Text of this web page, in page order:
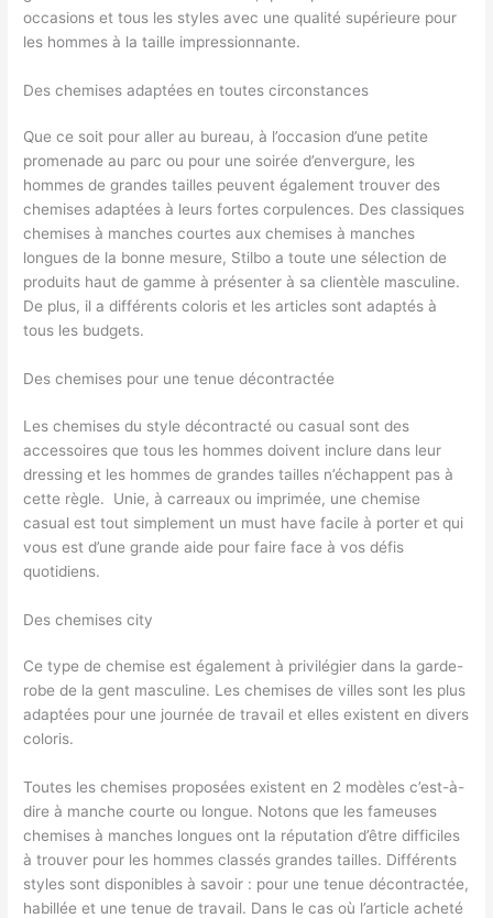
occasions et tous les styles avec une qualité supérieure pour
les hommes à la taille impressionnante.
Des chemises adaptées en toutes circonstances
Que ce soit pour aller au bureau, à l’occasion d’une petite
promenade au parc ou pour une soirée d’envergure, les
hommes de grandes tailles peuvent également trouver des
chemises adaptées à leurs fortes corpulences. Des classiques
chemises à manches courtes aux chemises à manches
longues de la bonne mesure, Stilbo a toute une sélection de
produits haut de gamme à présenter à sa clientèle masculine.
De plus, il a différents coloris et les articles sont adaptés à
tous les budgets.
Des chemises pour une tenue décontractée
Les chemises du style décontracté ou casual sont des
accessoires que tous les hommes doivent inclure dans leur
dressing et les hommes de grandes tailles n’échappent pas à
cette règle. Unie, à carreaux ou imprimée, une chemise
casual est tout simplement un must have facile à porter et qui
vous est d’une grande aide pour faire face à vos défis
quotidiens.
Des chemises city
Ce type de chemise est également à privilégier dans la garde-
robe de la gent masculine. Les chemises de villes sont les plus
adaptées pour une journée de travail et elles existent en divers
coloris.
Toutes les chemises proposées existent en 2 modèles c’est-à-
dire à manche courte ou longue. Notons que les fameuses
chemises à manches longues ont la réputation d’être difficiles
à trouver pour les hommes classés grandes tailles. Différents
styles sont disponibles à savoir : pour une tenue décontractée,
habillée et une tenue de travail. Dans le cas où l’article acheté